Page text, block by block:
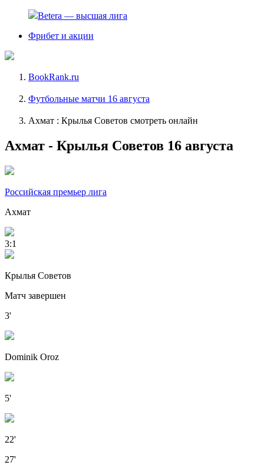
Betera — высшая лига
Фрибет и акции
BookRank.ru
Футбольные матчи 16 августа
Ахмат : Крылья Советов смотреть онлайн
Ахмат - Крылья Советов 16 августа
Российская премьер лига
Ахмат
3:1
Крылья Советов
Матч завершен
3'
Dominik Oroz
5'
22'
27'